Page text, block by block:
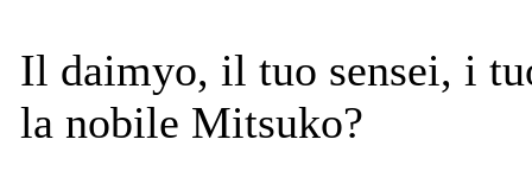
Il daimyo, il tuo sensei, i
la nobile Mitsuko?